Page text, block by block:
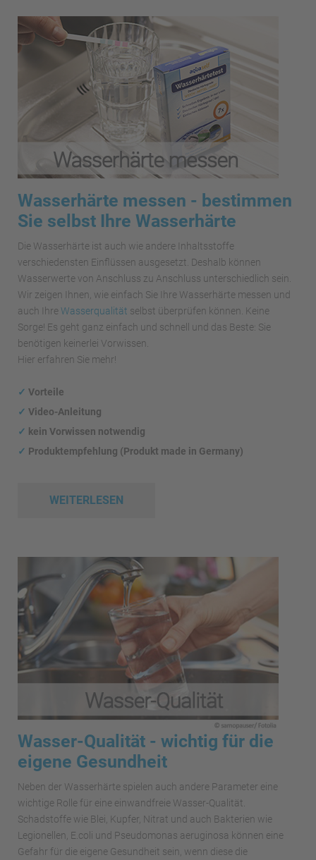
Wasserhärte messen - bestimmen
Sie selbst Ihre Wasserhärte
Die Wasserhärte ist auch wie andere Inhaltsstoffe
verschiedensten Einflüssen ausgesetzt. Deshalb können
Wasserwerte von Anschluss zu Anschluss unterschiedlich sein.
Wir zeigen Ihnen, wie einfach Sie Ihre Wasserhärte messen und
auch IhreWasserqualität selbst überprüfen können. Keine
Sorge! Es geht ganz einfach und schnell und das Beste: Sie
benötigen keinerlei Vorwissen.
Hier erfahren Sie mehr!
✓ Vorteile
✓ Video-Anleitung
✓ kein Vorwissen notwendig
✓ Produktempfehlung (Produkt made in Germany)
WEITERLESEN
Wasser-Qualität - wichtig für die
eigene Gesundheit
Neben der Wasserhärte spielen auch andere Parameter eine
wichtige Rolle für eine einwandfreie Wasser-Qualität.
Schadstoffe wie Blei, Kupfer, Nitrat und auch Bakterien wie
Legionellen, E.coli und Pseudomonas aeruginosa können eine
Gefahr für die eigene Gesundheit sein, wenn diese die